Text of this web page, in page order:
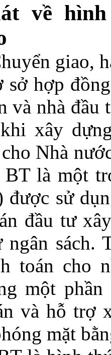
về
giao,
sở hợp
và nhà
xây
Nhà
là một
được sử
đầu tư
sách.
toán cho
một
và hỗ trợ
mặt